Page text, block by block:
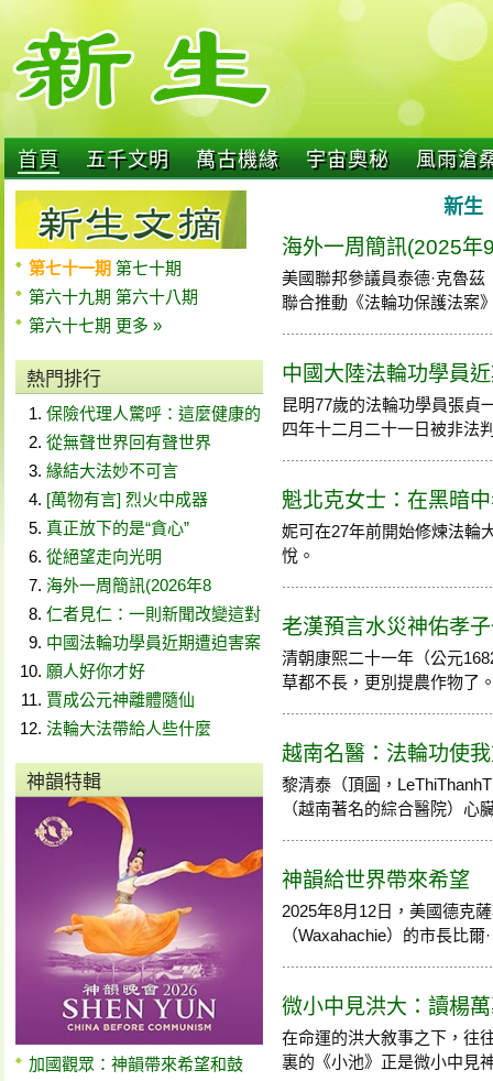
首頁 五千文明 萬古機緣 宇宙奧秘 風雨滄
第七十一期 第七十期
第六十九期 第六十八期
第六十七期 更多 »
熱門排行
保險代理人驚呼：這麼健康的
從無聲世界回有聲世界
緣結大法妙不可言
[萬物有言] 烈火中成器
真正放下的是“貪心”
從絕望走向光明
海外一周簡訊(2026年8
仁者見仁：一則新聞改變這對
中國法輪功學員近期遭迫害案
願人好你才好
賈成公元神離體隨仙
法輪大法帶給人些什麼
神韻特輯
加國觀眾：神韻帶來希望和鼓
新生
海外一周簡訊(2025年
美國聯邦參議員泰德·克魯
聯合推動《法輪功保護法案
中國大陸法輪功學員
昆明77歲的法輪功學員張貞
四年十二月二十一日被非法
魁北克女士：在黑暗
妮可在27年前開始修煉法輪
悅。
老漢預言水災神佑孝
清朝康熙二十一年（公元
草都不長，更別提農作物了
越南名醫：法輪功使
黎清泰（頂圖，
（越南著名的綜合醫院）心
神韻給世界帶來希望
2025年8月12日，美國德克
（Waxahachie）的市長比
微小中見洪大：讀楊
在命運的洪大敘事之下，往
裏的《小池》正是微小中見